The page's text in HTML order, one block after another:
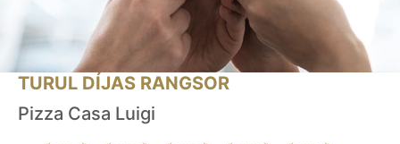
TURUL DÍJAS RANGSOR
Pizza Casa Luigi